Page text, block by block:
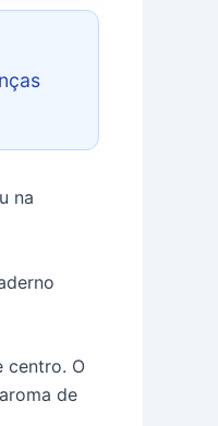
na
centro. O
de